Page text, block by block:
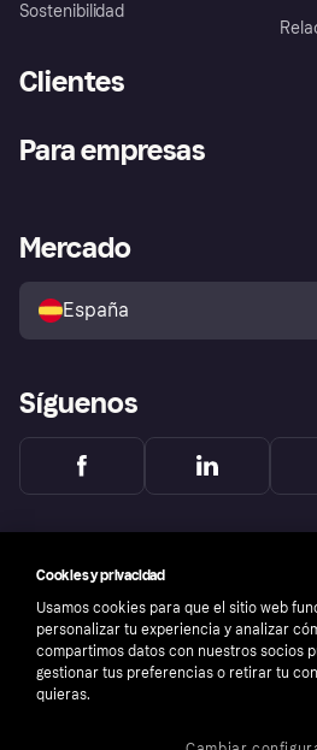
Sostenibilidad
Clientes
Inicio de sesión
Directorio de tiendas
Política de protección al
comprador de Klarna
Reclamaciones
Para empresas
Acceso empresas
Mercado
España
Síguenos
Cookies y privacidad
Usamos cookies para que el sitio web
personalizar tu experiencia y analizar
compartimos datos con nuestros socios
gestionar tus preferencias o retirar tu
quieras.